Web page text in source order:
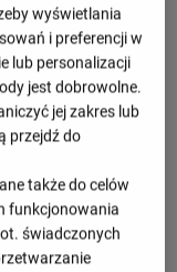
wyświetlania
i preferencji w
lub personalizacji
jest dobrowolne.
jej zakres lub
przejdź do
także do celów
funkcjonowania
świadczonych